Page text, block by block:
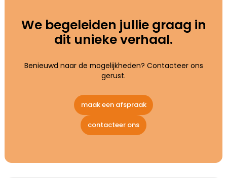
We begeleiden jullie graag in
dit unieke verhaal.
Benieuwd naar de mogelijkheden? Contacteer ons
gerust.
maak een afspraak
contacteer ons